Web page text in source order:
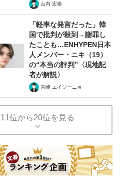
山内 宏泰
「軽率な発言だった」韓
国で批判が殺到→謝罪し
たことも…ENHYPEN日本
人メンバー・ニキ（19）
の“本当の評判”〈現地記
者が解説〉
吉崎 エイジーニョ
11位から20位を見る